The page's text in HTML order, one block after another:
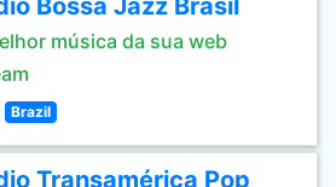
Bossa Jazz Brasil
música da sua web
Brazil
Transamérica Pop